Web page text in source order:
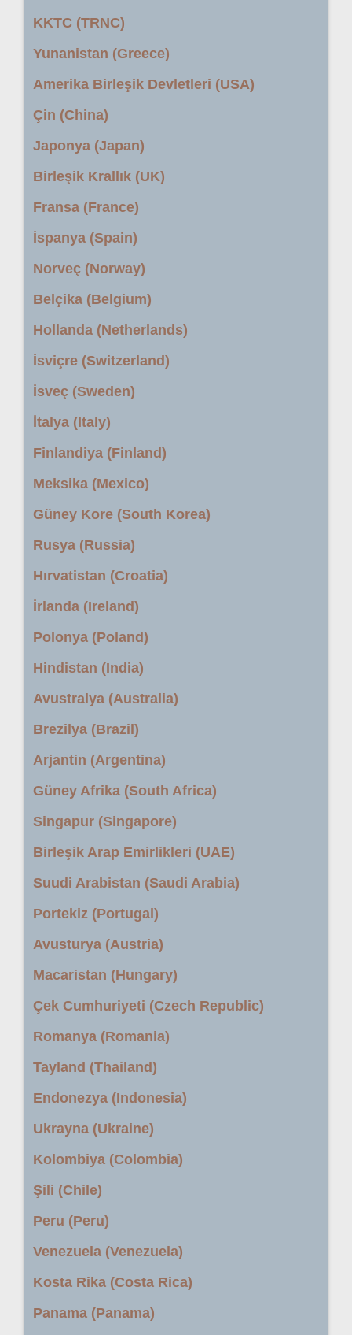
KKTC (TRNC)
Yunanistan (Greece)
Amerika Birleşik Devletleri (USA)
Çin (China)
Japonya (Japan)
Birleşik Krallık (UK)
Fransa (France)
İspanya (Spain)
Norveç (Norway)
Belçika (Belgium)
Hollanda (Netherlands)
İsviçre (Switzerland)
İsveç (Sweden)
İtalya (Italy)
Finlandiya (Finland)
Meksika (Mexico)
Güney Kore (South Korea)
Rusya (Russia)
Hırvatistan (Croatia)
İrlanda (Ireland)
Polonya (Poland)
Hindistan (India)
Avustralya (Australia)
Brezilya (Brazil)
Arjantin (Argentina)
Güney Afrika (South Africa)
Singapur (Singapore)
Birleşik Arap Emirlikleri (UAE)
Suudi Arabistan (Saudi Arabia)
Portekiz (Portugal)
Avusturya (Austria)
Macaristan (Hungary)
Çek Cumhuriyeti (Czech Republic)
Romanya (Romania)
Tayland (Thailand)
Endonezya (Indonesia)
Ukrayna (Ukraine)
Kolombiya (Colombia)
Şili (Chile)
Peru (Peru)
Venezuela (Venezuela)
Kosta Rika (Costa Rica)
Panama (Panama)